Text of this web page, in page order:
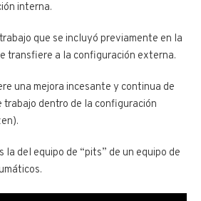
interna.
que se incluyó previamente en la
transfiere a la configuración externa.
una mejora incesante y continua de
dentro de la configuración
la del equipo de “pits” de un equipo de